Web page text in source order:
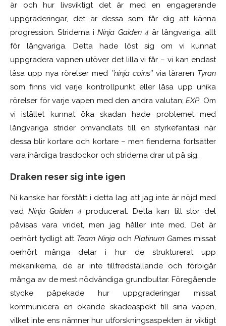
är och hur livsviktigt det är med en engagerande
uppgraderingar, det är dessa som får dig att känna
progression. Striderna iNinja Gaiden 4 är långvariga, allt
för långvariga. Detta hade löst sig om vi kunnat
uppgradera vapnen utöver det lilla vi får – vi kan endast
låsa upp nya rörelser med ’’ninja coins’’via läraren Tyran
som finns vid varje kontrollpunkt eller låsa upp unika
rörelser för varje vapen med den andra valutan;EXP. Om
vi istället kunnat öka skadan hade problemet med
långvariga strider omvandlats till en styrkefantasi när
dessa blir kortare och kortare – men fienderna fortsätter
vara ihärdiga trasdockor och striderna drar ut på sig.
Draken reser sig inte igen
Ni kanske har förstått i detta lag att jag inte är nöjd med
vad Ninja Gaiden 4 producerat. Detta kan till stor del
påvisas vara vridet, men jag håller inte med. Det är
oerhört tydligt att Team Ninja och Platinum Games missat
oerhört många delar i hur de strukturerat upp
mekanikerna, de är inte tillfredställande och förbigår
många av de mest nödvändiga grundbultar. Föregående
stycke påpekade hur uppgraderingar missat
kommunicera en ökande skadeaspekt till sina vapen,
vilket inte ens nämner hur utforskningsaspekten är viktigt